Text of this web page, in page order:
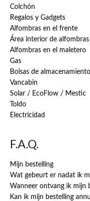
Colchón
Regalos y Gadgets
Alfombras en el frente
Área interior de alfombras
Alfombras en el maletero
Gas
Bolsas de almacenamiento
Vancabin
Solar / EcoFlow / Mestic
Toldo
Electricidad
F.A.Q.
Mijn bestelling
Wat gebeurt er nadat ik
Wanneer ontvang ik mijn
Kan ik mijn bestelling